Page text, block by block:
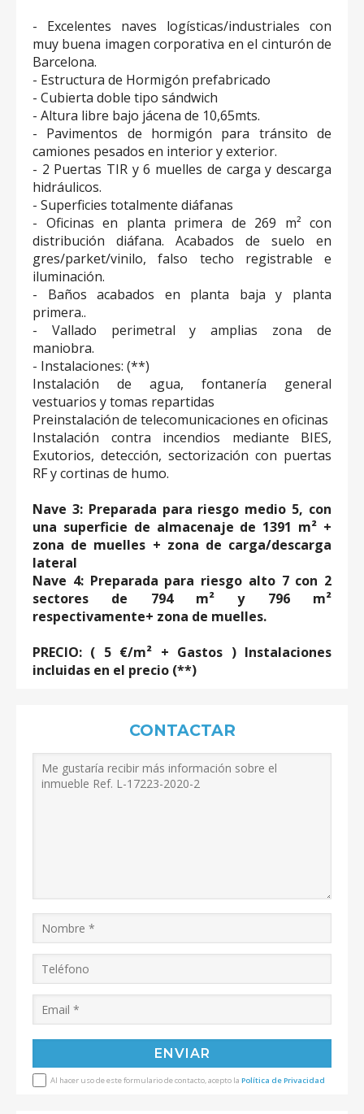
- Excelentes naves logísticas/industriales con
muy buena imagen corporativa en el cinturón de
Barcelona.
- Estructura de Hormigón prefabricado
- Cubierta doble tipo sándwich
- Altura libre bajo jácena de 10,65mts.
- Pavimentos de hormigón para tránsito de
camiones pesados en interior y exterior.
- 2 Puertas TIR y 6 muelles de carga y descarga
hidráulicos.
- Superficies totalmente diáfanas
- Oficinas en planta primera de 269 m² con
distribución diáfana. Acabados de suelo en
gres/parket/vinilo, falso techo registrable e
iluminación.
- Baños acabados en planta baja y planta
primera..
- Vallado perimetral y amplias zona de
maniobra.
- Instalaciones: (**)
Instalación de agua, fontanería general
vestuarios y tomas repartidas
Preinstalación de telecomunicaciones en oficinas
Instalación contra incendios mediante BIES,
Exutorios, detección, sectorización con puertas
RF y cortinas de humo.
Nave 3: Preparada para riesgo medio 5, con
una superficie de almacenaje de 1391 m² +
zona de muelles + zona de carga/descarga
lateral
Nave 4: Preparada para riesgo alto 7 con 2
sectores de 794 m² y 796 m²
respectivamente+ zona de muelles.
PRECIO: ( 5 €/m² + Gastos ) Instalaciones
incluidas en el precio (**)
CONTACTAR
Al hacer uso de este formulario de contacto, acepto la Política de Privacidad